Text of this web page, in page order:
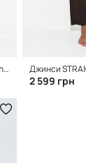
Базові джинси WIDE-LEG, Light Blue
2 599 грн